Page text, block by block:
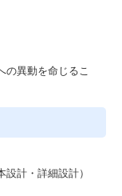
の異動を命じるこ
計・詳細設計）